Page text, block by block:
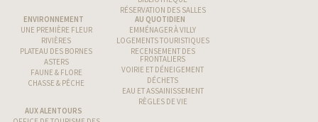
RÉSERVATION DES SALLES
ENVIRONNEMENT
UNE PREMIÈRE FLEUR
RIVIÈRES
PLATEAU DES BORNES
ASTERS
FAUNE & FLORE
CHASSE & PÊCHE
AU QUOTIDIEN
EMMÉNAGER À VILLY
LOGEMENTS TOURISTIQUES
RECENSEMENT DES
FRONTALIERS
VOIRIE ET DÉNEIGEMENT
DÉCHETS
EAU ET ASSAINISSEMENT
RÈGLES DE VIE
AUX ALENTOURS